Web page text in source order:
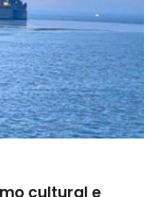
cultural e